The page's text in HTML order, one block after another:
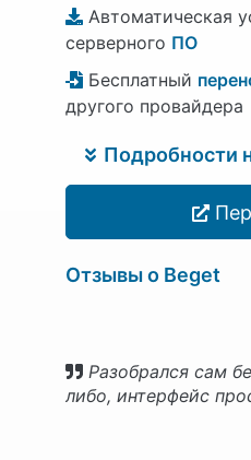
Автоматическая
серверного ПО
Бесплатный
другого провайдера
Подробности
Отзывы о Beget
Разобрался сам
либо, интерфейс